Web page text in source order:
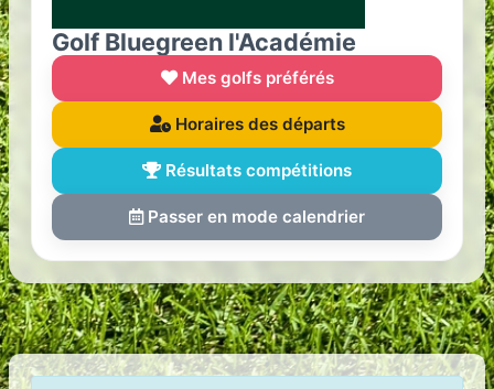
Golf Bluegreen l'Académie
Mes golfs préférés
Horaires des départs
Résultats compétitions
Passer en mode calendrier